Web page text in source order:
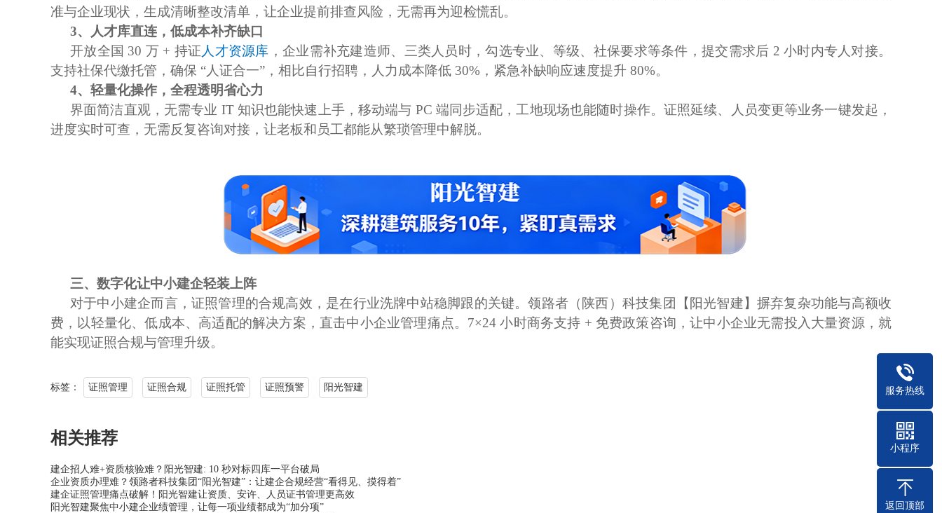
准与企业现状，生成清晰整改清单，让企业提前排查风险，无需再为迎检慌乱。
3、
人才库直连，低成本补齐缺口
开放全国 30 万 + 持证 人才资源库 ，企业需补充建造师、三类人员时，勾选专业、等级、社保要求等条件，提交需求后 2 小时内专人对接。
支持社保代缴托管，确保 “人证合一”，相比自行招聘，人力成本降低 30%，紧急补缺响应速度提升 80%。
4、 轻量化操作，全程透明省心力
界面简洁直观，无需专业 IT 知识也能快速上手，移动端与 PC 端同步适配，工地现场也能随时操作。证照延续、人员变更等业务一键发起，
进度实时可查，无需反复咨询对接，让老板和员工都能从繁琐管理中解脱。
三、 数字化让中小建企轻装上阵
对于中小建企而言，证照管理的合规高效，是在行业洗牌中站稳脚跟的关键。领路者（陕西）科技集团【阳光智建】摒弃复杂功能与高额收
费，以轻量化、低成本、高适配的解决方案，直击中小企业管理痛点。 7×24 小时商务支持 + 免费政策咨询，让中小企业无需投入大量资源，就
能实现证照合规与管理升级。
标签： 证照管理 证照合规 证照托管 证照预警 阳光智建
相关推荐
建企招人难+资质核验难？阳光智建: 10 秒对标四库一平台破局
企业资质办理难？领路者科技集团“阳光智建”：让建企合规经营“看得见、摸得着”
建企证照管理痛点破解！阳光智建让资质、安许、人员证书管理更高效
阳光智建聚焦中小建企业绩管理，让每一项业绩都成为“加分项”
服务热线
小程序
返回顶部